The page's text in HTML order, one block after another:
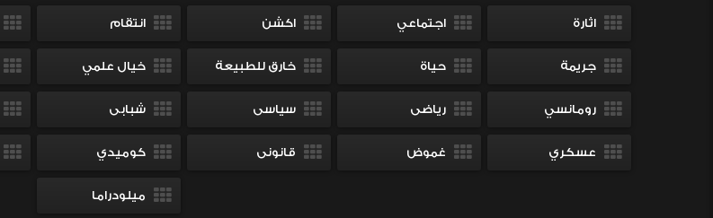
اثارة اجتماعي اكشن انتقام
جريمة حياة خارق للطبيعة خيال علمي
رومانسي رياضى سياسى شبابى
عسكري غموض قانونى كوميدي
ميلودراما